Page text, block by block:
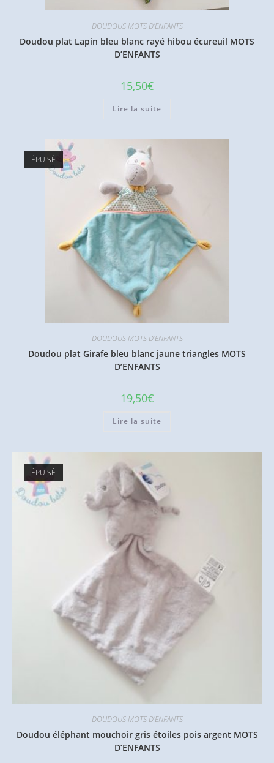
DOUDOUS MOTS D'ENFANTS
Doudou plat Lapin bleu blanc rayé hibou écureuil MOTS
D’ENFANTS
15,50€
Lire la suite
ÉPUISÉ
DOUDOUS MOTS D'ENFANTS
Doudou plat Girafe bleu blanc jaune triangles MOTS
D’ENFANTS
19,50€
Lire la suite
ÉPUISÉ
DOUDOUS MOTS D'ENFANTS
Doudou éléphant mouchoir gris étoiles pois argent MOTS
D’ENFANTS